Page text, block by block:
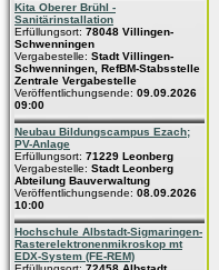
Kita Oberer Brühl -
Sanitärinstallation
Erfüllungsort: 78048 Villingen-
Schwenningen
Vergabestelle: Stadt Villingen-
Schwenningen, RefBM-Stabsstelle
Zentrale Vergabestelle
Veröffentlichungsende: 09.09.2026
09:00
Neubau Bildungscampus Ezach;
PV-Anlage
Erfüllungsort: 71229 Leonberg
Vergabestelle: Stadt Leonberg
Abteilung Bauverwaltung
Veröffentlichungsende: 08.09.2026
10:00
Hochschule Albstadt-Sigmaringen-
Rasterelektronenmikroskop mt
EDX-System (FE-REM)